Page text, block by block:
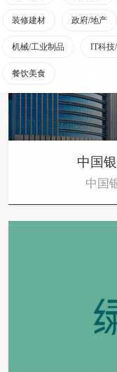
装修建材 政府/地产
机械/工业制品 IT科技
餐饮美食
中国
中国